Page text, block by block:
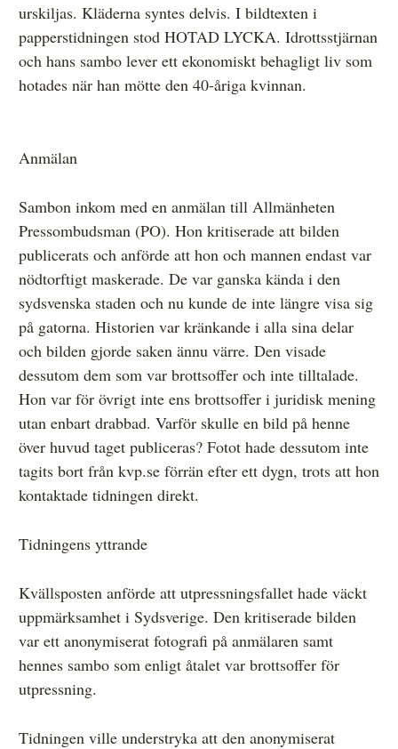
urskiljas. Kläderna syntes delvis. I bildtexten i
papperstidningen stod HOTAD LYCKA. Idrottsstjärnan
och hans sambo lever ett ekonomiskt behagligt liv som
hotades när han mötte den 40-åriga kvinnan.
Anmälan
Sambon inkom med en anmälan till Allmänheten
Pressombudsman (PO). Hon kritiserade att bilden
publicerats och anförde att hon och mannen endast var
nödtorftigt maskerade. De var ganska kända i den
sydsvenska staden och nu kunde de inte längre visa sig
på gatorna. Historien var kränkande i alla sina delar
och bilden gjorde saken ännu värre. Den visade
dessutom dem som var brottsoffer och inte tilltalade.
Hon var för övrigt inte ens brottsoffer i juridisk mening
utan enbart drabbad. Varför skulle en bild på henne
över huvud taget publiceras? Fotot hade dessutom inte
tagits bort från kvp.se förrän efter ett dygn, trots att hon
kontaktade tidningen direkt.
Tidningens yttrande
Kvällsposten anförde att utpressningsfallet hade väckt
uppmärksamhet i Sydsverige. Den kritiserade bilden
var ett anonymiserat fotografi på anmälaren samt
hennes sambo som enligt åtalet var brottsoffer för
utpressning.
Tidningen ville understryka att den anonymiserat